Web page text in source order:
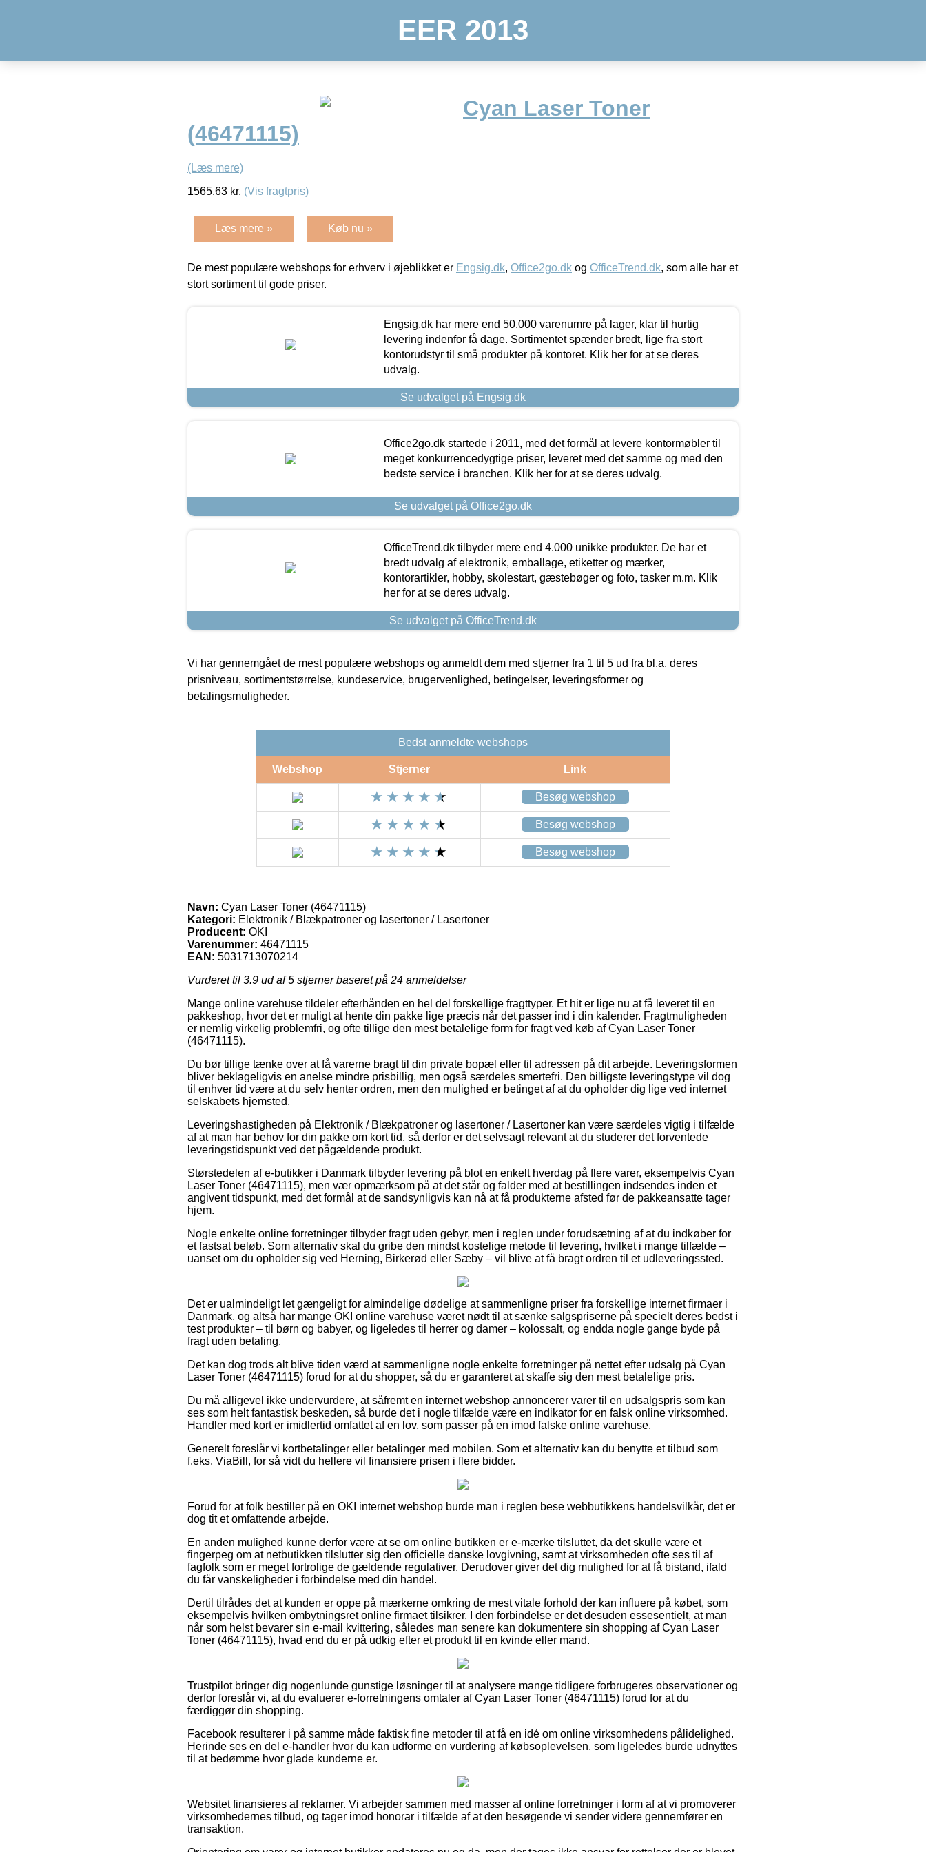
EER 2013
Cyan Laser Toner
(46471115)
(Læs mere)
1565.63 kr. (Vis fragtpris)
Læs mere » Køb nu »
De mest populære webshops for erhverv i øjeblikket er Engsig.dk, Office2go.dk og OfficeTrend.dk, som alle har et
stort sortiment til gode priser.
Engsig.dk har mere end 50.000 varenumre på lager, klar til hurtig
levering indenfor få dage. Sortimentet spænder bredt, lige fra stort
kontorudstyr til små produkter på kontoret. Klik her for at se deres
udvalg.
Se udvalget på Engsig.dk
Office2go.dk startede i 2011, med det formål at levere kontormøbler til
meget konkurrencedygtige priser, leveret med det samme og med den
bedste service i branchen. Klik her for at se deres udvalg.
Se udvalget på Office2go.dk
OfficeTrend.dk tilbyder mere end 4.000 unikke produkter. De har et
bredt udvalg af elektronik, emballage, etiketter og mærker,
kontorartikler, hobby, skolestart, gæstebøger og foto, tasker m.m. Klik
her for at se deres udvalg.
Se udvalget på OfficeTrend.dk
Vi har gennemgået de mest populære webshops og anmeldt dem med stjerner fra 1 til 5 ud fra bl.a. deres
prisniveau, sortimentstørrelse, kundeservice, brugervenlighed, betingelser, leveringsformer og
betalingsmuligheder.
Bedst anmeldte webshops
Webshop Stjerner Link
Besøg webshop
Besøg webshop
Besøg webshop
Navn: Cyan Laser Toner (46471115)
Kategori: Elektronik / Blækpatroner og lasertoner / Lasertoner
Producent: OKI
Varenummer: 46471115
EAN: 5031713070214
Vurderet til 3.9 ud af 5 stjerner baseret på 24 anmeldelser
Mange online varehuse tildeler efterhånden en hel del forskellige fragttyper. Et hit er lige nu at få leveret til en
pakkeshop, hvor det er muligt at hente din pakke lige præcis når det passer ind i din kalender. Fragtmuligheden
er nemlig virkelig problemfri, og ofte tillige den mest betalelige form for fragt ved køb af Cyan Laser Toner
(46471115).
Du bør tillige tænke over at få varerne bragt til din private bopæl eller til adressen på dit arbejde. Leveringsformen
bliver beklageligvis en anelse mindre prisbillig, men også særdeles smertefri. Den billigste leveringstype vil dog
til enhver tid være at du selv henter ordren, men den mulighed er betinget af at du opholder dig lige ved internet
selskabets hjemsted.
Leveringshastigheden på Elektronik / Blækpatroner og lasertoner / Lasertoner kan være særdeles vigtig i tilfælde
af at man har behov for din pakke om kort tid, så derfor er det selvsagt relevant at du studerer det forventede
leveringstidspunkt ved det pågældende produkt.
Størstedelen af e-butikker i Danmark tilbyder levering på blot en enkelt hverdag på flere varer, eksempelvis Cyan
Laser Toner (46471115), men vær opmærksom på at det står og falder med at bestillingen indsendes inden et
angivent tidspunkt, med det formål at de sandsynligvis kan nå at få produkterne afsted før de pakkeansatte tager
hjem.
Nogle enkelte online forretninger tilbyder fragt uden gebyr, men i reglen under forudsætning af at du indkøber for
et fastsat beløb. Som alternativ skal du gribe den mindst kostelige metode til levering, hvilket i mange tilfælde –
uanset om du opholder sig ved Herning, Birkerød eller Sæby – vil blive at få bragt ordren til et udleveringssted.
Det er ualmindeligt let gængeligt for almindelige dødelige at sammenligne priser fra forskellige internet firmaer i
Danmark, og altså har mange OKI online varehuse været nødt til at sænke salgspriserne på specielt deres bedst i
test produkter – til børn og babyer, og ligeledes til herrer og damer – kolossalt, og endda nogle gange byde på
fragt uden betaling.
Det kan dog trods alt blive tiden værd at sammenligne nogle enkelte forretninger på nettet efter udsalg på Cyan
Laser Toner (46471115) forud for at du shopper, så du er garanteret at skaffe sig den mest betalelige pris.
Du må alligevel ikke undervurdere, at såfremt en internet webshop annoncerer varer til en udsalgspris som kan
ses som helt fantastisk beskeden, så burde det i nogle tilfælde være en indikator for en falsk online virksomhed.
Handler med kort er imidlertid omfattet af en lov, som passer på en imod falske online varehuse.
Generelt foreslår vi kortbetalinger eller betalinger med mobilen. Som et alternativ kan du benytte et tilbud som
f.eks. ViaBill, for så vidt du hellere vil finansiere prisen i flere bidder.
Forud for at folk bestiller på en OKI internet webshop burde man i reglen bese webbutikkens handelsvilkår, det er
dog tit et omfattende arbejde.
En anden mulighed kunne derfor være at se om online butikken er e-mærke tilsluttet, da det skulle være et
fingerpeg om at netbutikken tilslutter sig den officielle danske lovgivning, samt at virksomheden ofte ses til af
fagfolk som er meget fortrolige de gældende regulativer. Derudover giver det dig mulighed for at få bistand, ifald
du får vanskeligheder i forbindelse med din handel.
Dertil tilrådes det at kunden er oppe på mærkerne omkring de mest vitale forhold der kan influere på købet, som
eksempelvis hvilken ombytningsret online firmaet tilsikrer. I den forbindelse er det desuden essesentielt, at man
når som helst bevarer sin e-mail kvittering, således man senere kan dokumentere sin shopping af Cyan Laser
Toner (46471115), hvad end du er på udkig efter et produkt til en kvinde eller mand.
Trustpilot bringer dig nogenlunde gunstige løsninger til at analysere mange tidligere forbrugeres observationer og
derfor foreslår vi, at du evaluerer e-forretningens omtaler af Cyan Laser Toner (46471115) forud for at du
færdiggør din shopping.
Facebook resulterer i på samme måde faktisk fine metoder til at få en idé om online virksomhedens pålidelighed.
Herinde ses en del e-handler hvor du kan udforme en vurdering af købsoplevelsen, som ligeledes burde udnyttes
til at bedømme hvor glade kunderne er.
Websitet finansieres af reklamer. Vi arbejder sammen med masser af online forretninger i form af at vi promoverer
virksomhedernes tilbud, og tager imod honorar i tilfælde af at den besøgende vi sender videre gennemfører en
transaktion.